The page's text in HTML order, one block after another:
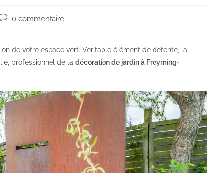
0 commentaire
de votre espace vert. Véritable élément de détente, la
professionnel de la décoration de jardin à Freyming-